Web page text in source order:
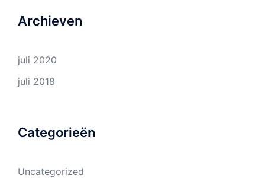
Archieven
juli 2020
juli 2018
Categorieën
Uncategorized